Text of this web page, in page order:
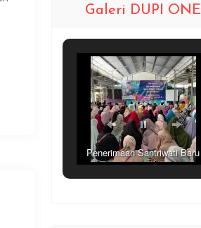
Galeri DUPI ONE
Penerimaan Santriwati Baru